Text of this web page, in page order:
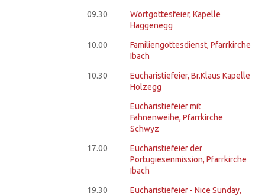
09.30
Wortgottesfeier, Kapelle
Haggenegg
10.00
Familiengottesdienst, Pfarrkirche
Ibach
10.30
Eucharistiefeier, Br.Klaus Kapelle
Holzegg
Eucharistiefeier mit
Fahnenweihe, Pfarrkirche
Schwyz
17.00
Eucharistiefeier der
Portugiesenmission, Pfarrkirche
Ibach
19.30
Eucharistiefeier - Nice Sunday,